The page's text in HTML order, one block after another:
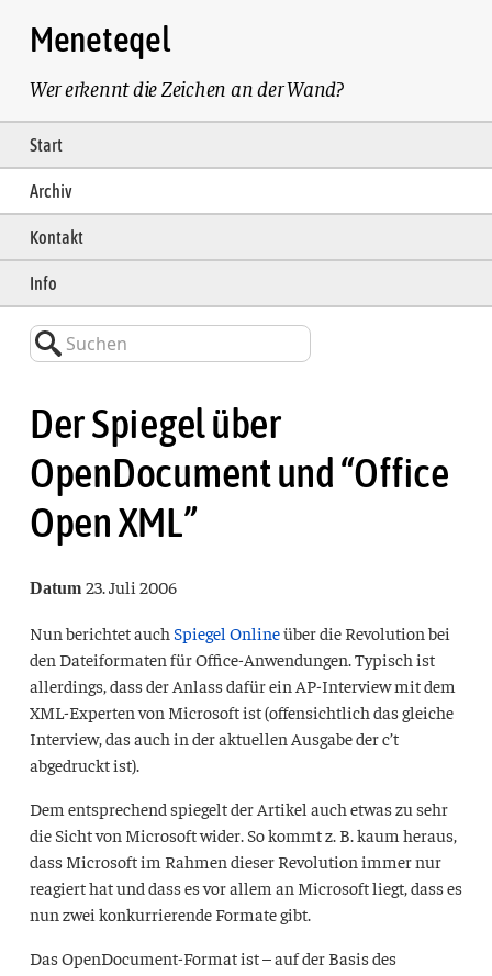
Meneteqel
Wer erkennt die Zeichen an der Wand?
Start
Archiv
Kontakt
Info
Suchen
Der Spiegel über
OpenDocument und “Office
Open XML”
Datum 23. Juli 2006
Nun berichtet auch Spiegel Onlineüber die Revolution bei
den Dateiformaten für Office-Anwendungen. Typisch ist
allerdings, dass der Anlass dafür ein AP-Interview mit dem
XML-Experten von Microsoft ist (offensichtlich das gleiche
Interview, das auch in der aktuellen Ausgabe der c’t
abgedruckt ist).
Dem entsprechend spiegelt der Artikel auch etwas zu sehr
die Sicht von Microsoft wider. So kommt z. B. kaum heraus,
dass Microsoft im Rahmen dieser Revolution immer nur
reagiert hat und dass es vor allem an Microsoft liegt, dass es
nun zwei konkurrierende Formate gibt.
Das OpenDocument-Format ist – auf der Basis des